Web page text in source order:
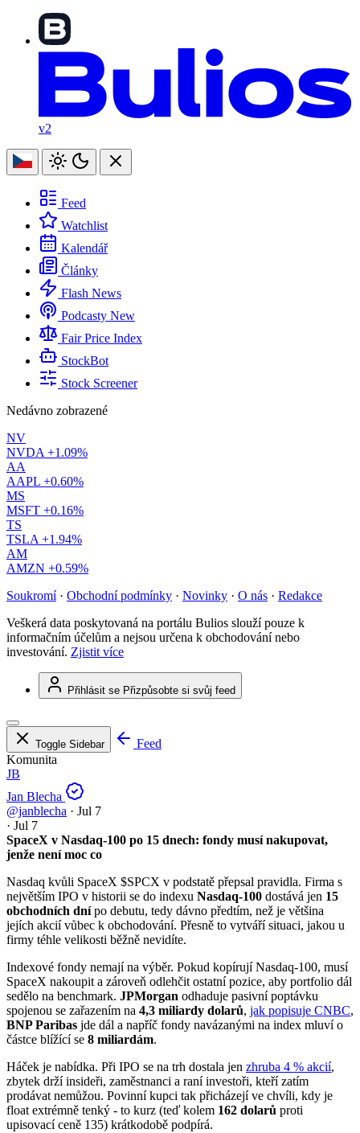
v2
Feed
Watchlist
Kalendář
Články
Flash News
Podcasty New
Fair Price Index
StockBot
Stock Screener
Nedávno zobrazené
NV
NVDA +1.09%
AA
AAPL +0.60%
MS
MSFT +0.16%
TS
TSLA +1.94%
AM
AMZN +0.59%
Soukromí · Obchodní podmínky · Novinky · O nás · Redakce
Veškerá data poskytovaná na portálu Bulios slouží pouze k
informačním účelům a nejsou určena k obchodování nebo
investování. Zjistit více
Přihlásit se Přizpůsobte si svůj feed
Toggle Sidebar
Feed
Komunita
JB
Jan Blecha
@janblecha · Jul 7
· Jul 7
SpaceX v Nasdaq-100 po 15 dnech: fondy musí nakupovat,
jenže není moc co
Nasdaq kvůli SpaceX $SPCX v podstatě přepsal pravidla. Firma s
největším IPO v historii se do indexu Nasdaq-100 dostává jen 15
obchodních dnípo debutu, tedy dávno předtím, než je většina
jejích akcií vůbec k obchodování. Přesně to vytváří situaci, jakou u
firmy téhle velikosti běžně nevidíte.
Indexové fondy nemají na výběr. Pokud kopírují Nasdaq-100, musí
SpaceX nakoupit a zároveň odlehčit ostatní pozice, aby portfolio dál
sedělo na benchmark. JPMorgan odhaduje pasivní poptávku
spojenou se zařazením na 4,3 miliardy dolarů, jak popisuje CNBC,
BNP Paribas jde dál a napříč fondy navázanými na index mluví o
částce blížící se 8 miliardám.
Háček je nabídka. Při IPO se na trh dostala jen zhruba 4 % akcií,
zbytek drží insideři, zaměstnanci a raní investoři, kteří zatím
prodávat nemůžou. Povinní kupci tak přicházejí ve chvíli, kdy je
float extrémně tenký - to kurz (teď kolem 162 dolarů proti
upisovací ceně 135) krátkodobě podpírá.